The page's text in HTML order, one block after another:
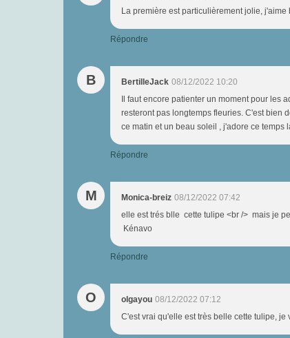
La première est particulièrement jolie,
Répondre
B BertilleJack 08/12/2022 10:20
Il faut encore patienter un moment pour les
resteront pas longtemps fleuries. C'est bien
ce matin et un beau soleil , j'adore ce temps
Répondre
M Monica-breiz 08/12/2022 07:42
elle est trés blle cette tulipe <br /> mais je
Kénavo
Répondre
O olgayou 08/12/2022 07:12
C'est vrai qu'elle est très belle cette tulipe,